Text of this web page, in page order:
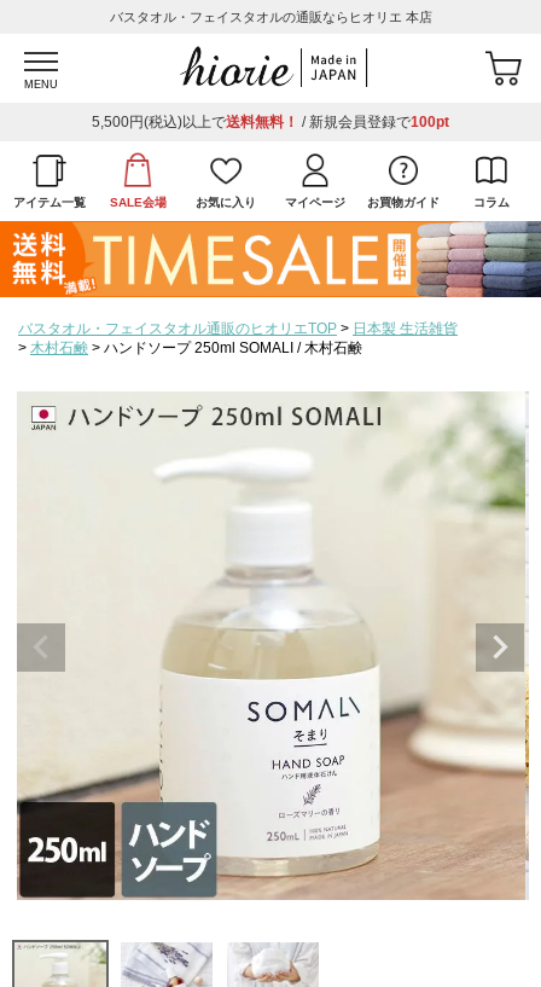
バスタオル・フェイスタオルの通販ならヒオリエ 本店
MENU
5,500円(税込)以上で送料無料！ / 新規会員登録で100pt
アイテム一覧 SALE会場 お気に入り マイページ お買物ガイド コラム
バスタオル・フェイスタオル通販のヒオリエTOP
日本製 生活雑貨
木村石鹸
ハンドソープ 250ml SOMALI / 木村石鹸